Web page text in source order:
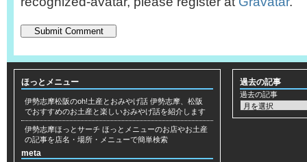
ほっとメニュー
伊勢志摩松阪のoh!土産とおみやげ話 伊勢志摩、松阪
でおすすめのお土産と楽しいおみやげ話を紹介します
伊勢志摩ほっとサーチ ほっとメニューのお店やお土産
の記事を店名・場所・メニューで簡単検索
meta
過去の記事
過去の記事